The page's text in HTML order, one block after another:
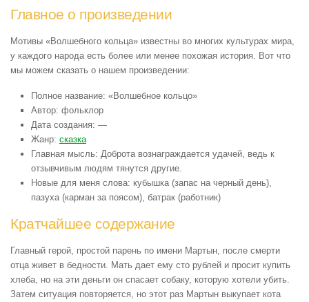
Главное о произведении
Мотивы «Волшебного кольца» известны во многих культурах мира,
у каждого народа есть более или менее похожая история. Вот что
мы можем сказать о нашем произведении:
Полное название: «Волшебное кольцо»
Автор: фольклор
Дата создания: —
Жанр: сказка
Главная мысль: Доброта вознаграждается удачей, ведь к
отзывчивым людям тянутся другие.
Новые для меня слова: кубышка (запас на черный день),
пазуха (карман за поясом), батрак (работник)
Кратчайшее содержание
Главный герой, простой парень по имени Мартын, после смерти
отца живет в бедности. Мать дает ему сто рублей и просит купить
хлеба, но на эти деньги он спасает собаку, которую хотели убить.
Затем ситуация повторяется, но этот раз Мартын выкупает кота